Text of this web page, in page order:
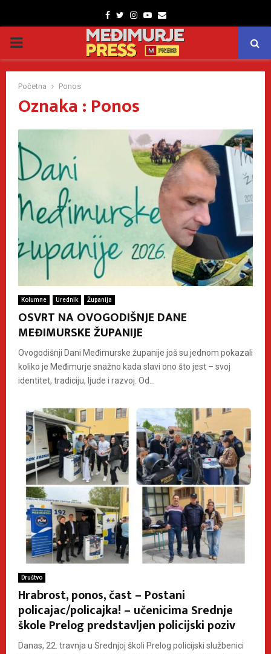
Facebook
TwitterInstagram
Youtube
Email
PRIMARY
MENU
Početna Ponos
Oznaka : Ponos
Kolumne Urednik Županija
OSVRT NA OVOGODIŠNJE DANE
MEĐIMURSKE ŽUPANIJE
Ovogodišnji Dani Međimurske županije još su jednom pokazali
koliko je Međimurje snažno kada slavi ono što jest – svoj
identitet, tradiciju, ljude i razvoj. Od...
Društvo
Hrabrost, ponos, čast – Postani
policajac/policajka! – učenicima Srednje
škole Prelog predstavljen policijski poziv
Danas, 22. travnja u Srednjoj školi Prelog policijski službenici